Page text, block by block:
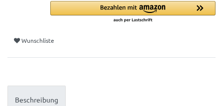
Wunschliste
Beschreibung